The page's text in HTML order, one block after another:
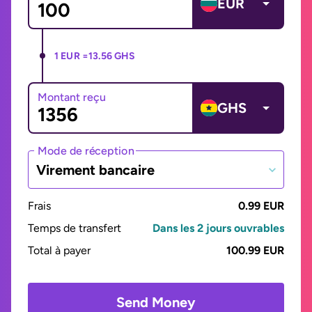
EUR
1 EUR =13.56 GHS
Montant reçu
GHS
Mode de réception
Virement bancaire
Frais
0.99 EUR
Temps de transfert
Dans les 2 jours ouvrables
Total à payer
100.99 EUR
Send Money